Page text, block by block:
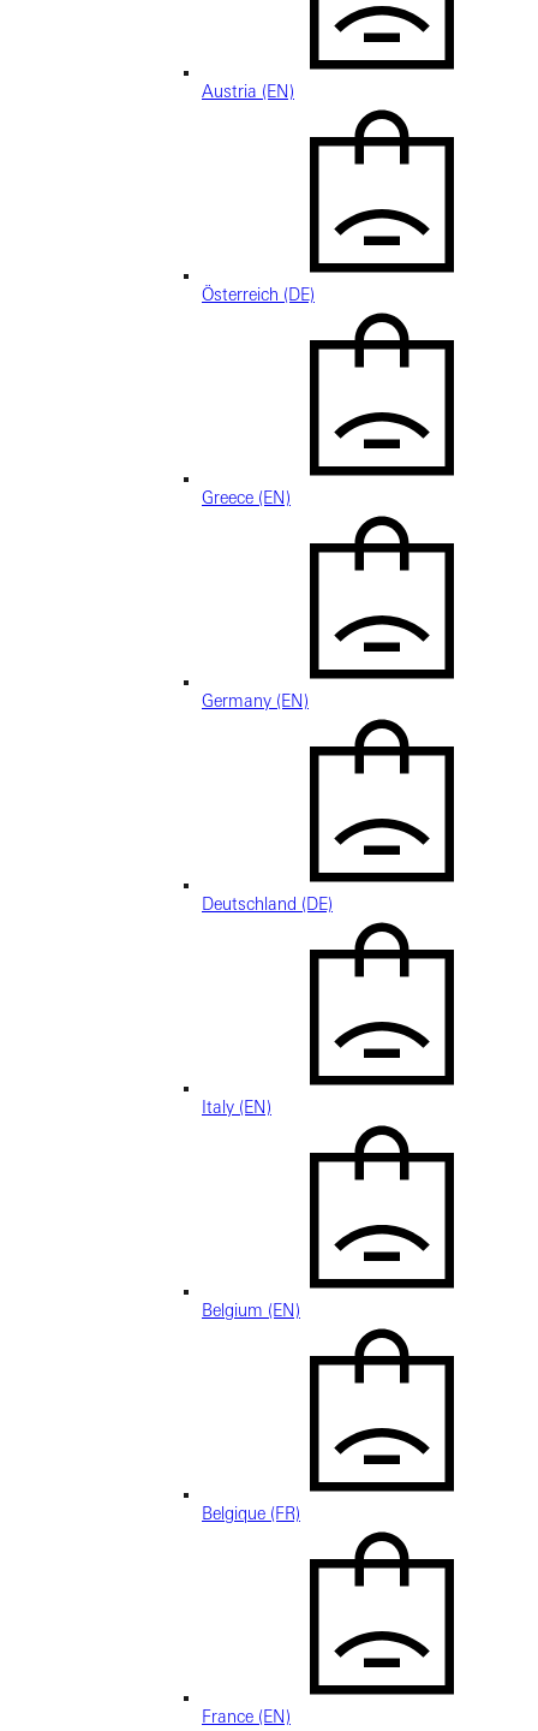
Austria (EN)
Österreich (DE)
Greece (EN)
Germany (EN)
Deutschland (DE)
Italy (EN)
Belgium (EN)
Belgique (FR)
France (EN)